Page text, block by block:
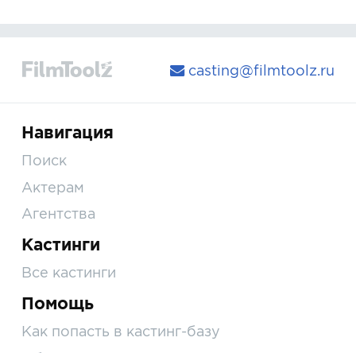
casting@filmtoolz.ru
Навигация
Поиск
Актерам
Агентства
Кастинги
Все кастинги
Помощь
Как попасть в кастинг-базу